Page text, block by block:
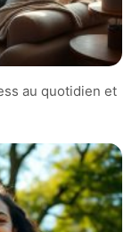
au quotidien et